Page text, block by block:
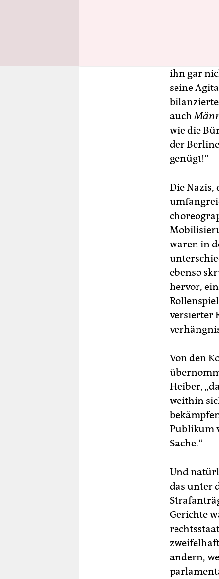
Die
Ordnung
ihn gar
seine
bilanzierte
auch
wie die
der
genügt!“
Die Nazis,
waren in
ebenso
hervor,
versierter
Von den
Heiber,
weithin
Publikum
Sache.“
Und
das unter
Gerichte
andern,